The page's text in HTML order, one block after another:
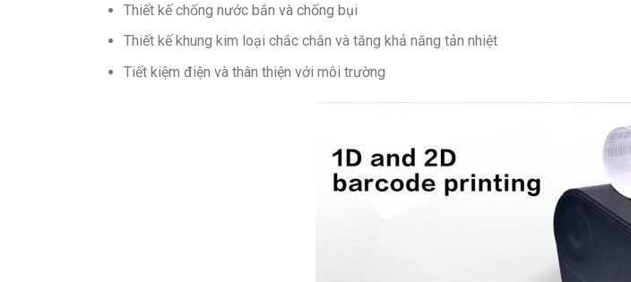
Thiết kế chống nước bắn và chống bụi
Thiết kế khung kim loại chắc chắn và tăng khả năng tản nhiệt
Tiết kiệm điện và thân thiện với môi trường